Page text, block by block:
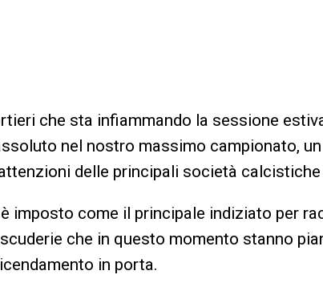
che sta infiammando la sessione
nel nostro massimo campionato,
delle principali società calcistiche
imposto come il principale indiziato per
che in questo momento stanno
in porta.